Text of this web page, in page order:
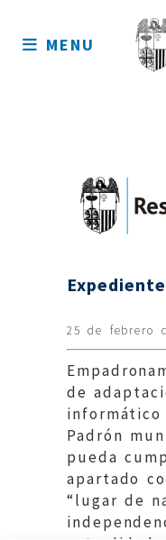
sitio
MENU
25 de febrero
de
Padrón
pueda
apartado
“lugar de